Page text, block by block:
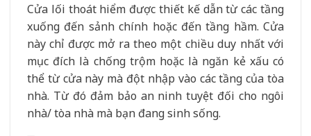
Cửa lối thoát hiểm được thiết kế dẫn từ các tầng
xuống đến sảnh chính hoặc đến tầng hầm. Cửa
này chỉ được mở ra theo một chiều duy nhất với
mục đích là chống trộm hoặc là ngăn kẻ xấu có
thể từ cửa này mà đột nhập vào các tầng của tòa
nhà. Từ đó đảm bảo an ninh tuyệt đối cho ngôi
nhà/ tòa nhà mà bạn đang sinh sống.